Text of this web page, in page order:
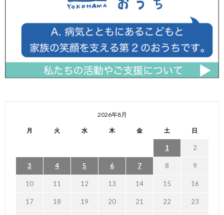
2026年8月
月 火 水 木 金 土 日
1 2
3 4 5 6 7 8 9
10 11 12 13 14 15 16
17 18 19 20 21 22 23